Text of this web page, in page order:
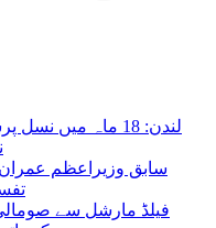
لندن: 18 ماہ میں
سابق وزیراعظم
فیلڈ مارشل سے